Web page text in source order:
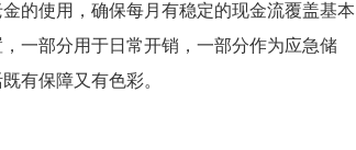
的使用，确保每月有稳定的现金流覆盖基本
一部分用于日常开销，一部分作为应急储
有保障又有色彩。